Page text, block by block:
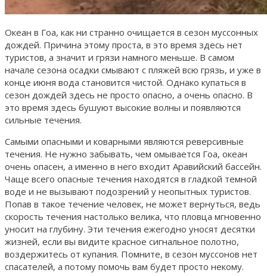
Океан в Гоа, как ни странно очищается в сезон муссонных
дождей. Причина этому проста, в это время здесь нет
туристов, а значит и грязи намного меньше. В самом
начале сезона осадки смывают с пляжей всю грязь, и уже в
конце июня вода становится чистой. Однако купаться в
сезон дождей здесь не просто опасно, а очень опасно. В
это время здесь бушуют высокие волны и появляются
сильные течения.
Самыми опасными и коварными являются реверсивные
течения. Не нужно забывать, чем омывается Гоа, океан
очень опасен, а именно в него входит Аравийский бассейн.
Чаще всего опасные течения находятся в гладкой темной
воде и не вызывают подозрений у неопытных туристов.
Попав в такое течение человек, не может вернуться, ведь
скорость течения настолько велика, что пловца мгновенно
уносит на глубину. Эти течения ежегодно уносят десятки
жизней, если вы видите красное сигнальное полотно,
воздержитесь от купания. Помните, в сезон муссонов нет
спасателей, а потому помочь вам будет просто некому.